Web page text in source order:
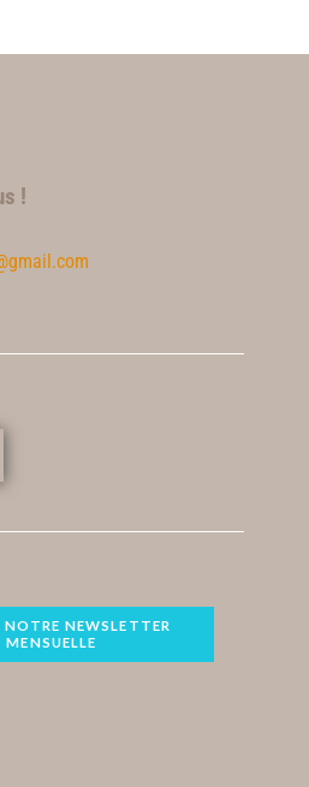
!
NOTRE NEWSLETTER
MENSUELLE